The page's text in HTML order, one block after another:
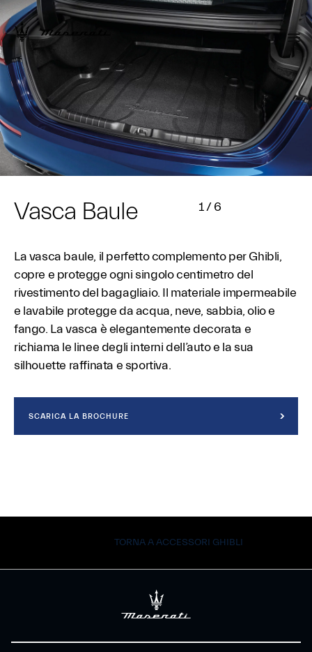
Vasca Baule 1/6
La vasca baule, il perfetto complemento per Ghibli,
copre e protegge ogni singolo centimetro del
rivestimento del bagagliaio. Il materiale impermeabile
e lavabile protegge da acqua, neve, sabbia, olio e
fango. La vasca è elegantemente decorata e
richiama le linee degli interni dell’auto e la sua
silhouette raffinata e sportiva.
SCARICA LA BROCHURE
TORNA A ACCESSORI GHIBLI